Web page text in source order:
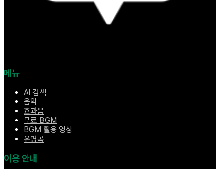
메뉴
AI 검색
음악
효과음
무료 BGM
BGM 활용 영상
유명곡
이용 안내